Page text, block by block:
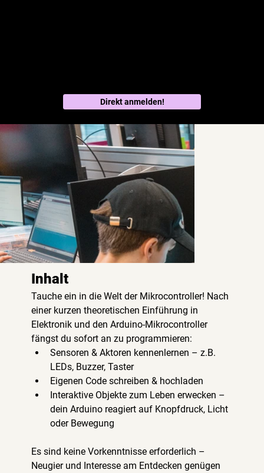
Direkt anmelden!
Inhalt
Tauche ein in die Welt der Mikrocontroller! Nach
einer kurzen theoretischen Einführung in
Elektronik und den Arduino-Mikrocontroller
fängst du sofort an zu programmieren:
Sensoren & Aktoren kennenlernen – z.B.
LEDs, Buzzer, Taster
Eigenen Code schreiben & hochladen
Interaktive Objekte zum Leben erwecken –
dein Arduino reagiert auf Knopfdruck, Licht
oder Bewegung
Es sind keine Vorkenntnisse erforderlich –
Neugier und Interesse am Entdecken genügen